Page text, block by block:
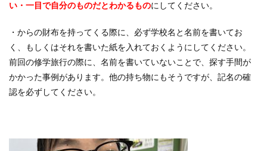
い・一目で自分のものだとわかるものにしてください。
・からの財布を持ってくる際に、必ず学校名と名前を書いてお
く、もしくはそれを書いた紙を入れておくようにしてください。
前回の修学旅行の際に、名前を書いていないことで、探す手間が
かかった事例があります。他の持ち物にもそうですが、記名の確
認を必ずしてください。